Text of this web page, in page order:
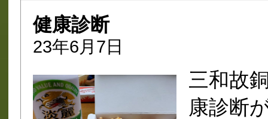
健康診断
23年6月7日
三和故
康診断